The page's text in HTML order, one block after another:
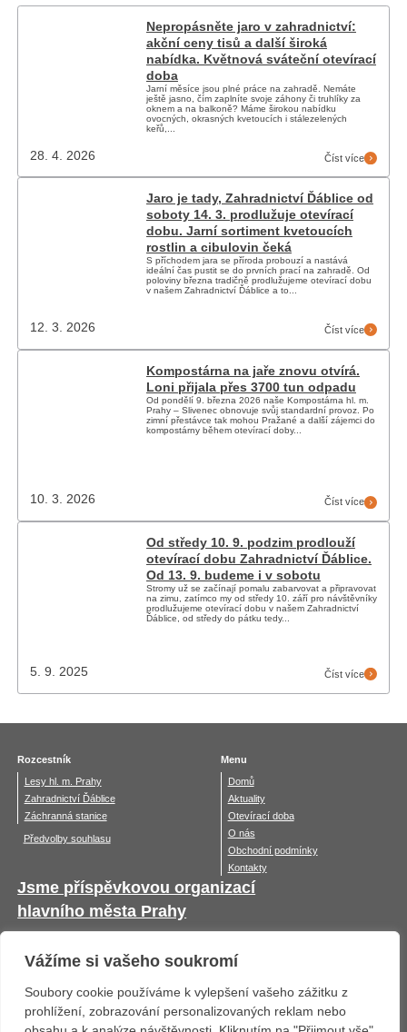
Vážíme si vašeho soukromí
Soubory cookie používáme k vylepšení vašeho zážitku z
prohlížení, zobrazování personalizovaných reklam nebo
28. 4. 2026
Nepropásněte jaro v zahradnictví:
akční ceny tisů a další široká
nabídka. Květnová sváteční otevírací
doba
Jarní měsíce jsou plné práce na zahradě. Nemáte
ještě jasno, čím zaplníte svoje záhony či truhlíky za
oknem a na balkoně? Máme širokou nabídku
ovocných, okrasných kvetoucích i stálezelených
keřů,...
Číst více
12. 3. 2026
Jaro je tady, Zahradnictví Ďáblice od
soboty 14. 3. prodlužuje otevírací
dobu. Jarní sortiment kvetoucích
rostlin a cibulovin čeká
S příchodem jara se příroda probouzí a nastává
ideální čas pustit se do prvních prací na zahradě. Od
poloviny března tradičně prodlužujeme otevírací dobu
v našem Zahradnictví Ďáblice a to...
Číst více
10. 3. 2026
Kompostárna na jaře znovu otvírá.
Loni přijala přes 3700 tun odpadu
Od pondělí 9. března 2026 naše Kompostárna hl. m.
Prahy – Slivenec obnovuje svůj standardní provoz. Po
zimní přestávce tak mohou Pražané a další zájemci do
kompostárny během otevírací doby...
Číst více
5. 9. 2025
Od středy 10. 9. podzim prodlouží
otevírací dobu Zahradnictví Ďáblice.
Od 13. 9. budeme i v sobotu
Stromy už se začínají pomalu zabarvovat a připravovat
na zimu, zatímco my od středy 10. září pro návštěvníky
prodlužujeme otevírací dobu v našem Zahradnictví
Ďáblice, od středy do pátku tedy...
Číst více
Rozcestník
Lesy hl. m. Prahy
Zahradnictví Ďáblice
Záchranná stanice
Předvolby souhlasu
Menu
Domů
Aktuality
Otevírací doba
O nás
Obchodní podmínky
Kontakty
Jsme příspěvkovou organizací
hlavního města Prahy